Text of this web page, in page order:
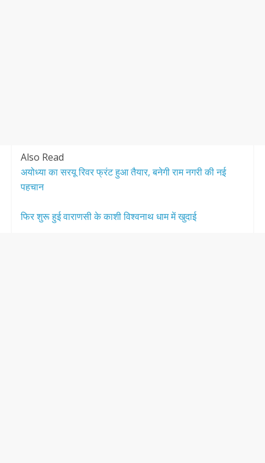
Also Read
अयोध्या का सरयू रिवर फ्रंट हुआ तैयार, बनेगी राम नगरी की नई
पहचान
फिर शुरू हुई वाराणसी के काशी विश्वनाथ धाम में खुदाई